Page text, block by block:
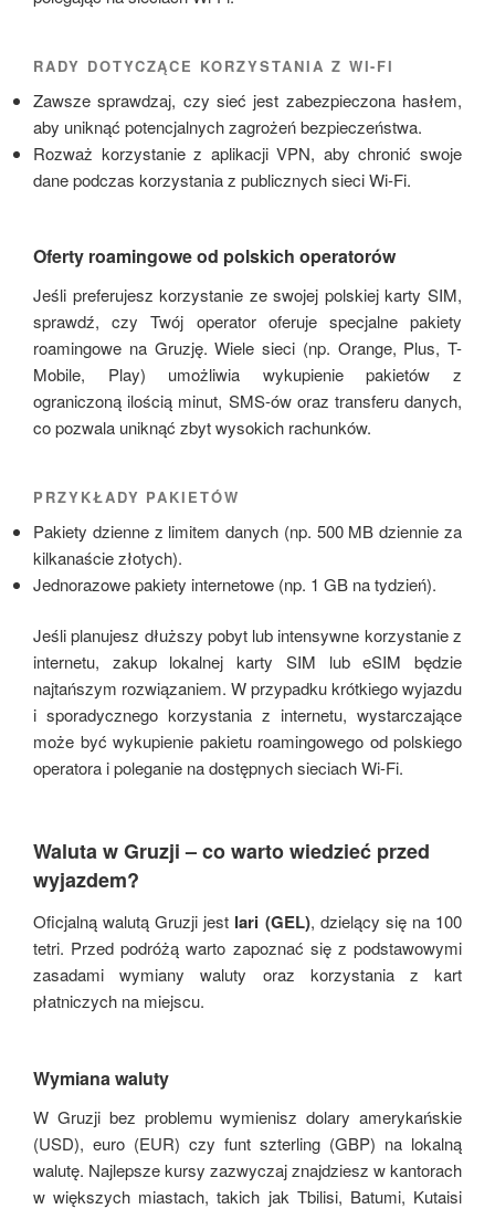
RADY DOTYCZĄCE KORZYSTANIA Z WI-FI
Zawsze sprawdzaj, czy sieć jest zabezpieczona hasłem,
aby uniknąć potencjalnych zagrożeń bezpieczeństwa.
Rozważ korzystanie z aplikacji VPN, aby chronić swoje
dane podczas korzystania z publicznych sieci Wi-Fi.
Oferty roamingowe od polskich operatorów
Jeśli preferujesz korzystanie ze swojej polskiej karty SIM,
sprawdź, czy Twój operator oferuje specjalne pakiety
roamingowe na Gruzję. Wiele sieci (np. Orange, Plus, T-
Mobile, Play) umożliwia wykupienie pakietów z
ograniczoną ilością minut, SMS-ów oraz transferu danych,
co pozwala uniknąć zbyt wysokich rachunków.
PRZYKŁADY PAKIETÓW
Pakiety dzienne z limitem danych (np. 500 MB dziennie za
kilkanaście złotych).
Jednorazowe pakiety internetowe (np. 1 GB na tydzień).
Jeśli planujesz dłuższy pobyt lub intensywne korzystanie z
internetu, zakup lokalnej karty SIM lub eSIM będzie
najtańszym rozwiązaniem. W przypadku krótkiego wyjazdu
i sporadycznego korzystania z internetu, wystarczające
może być wykupienie pakietu roamingowego od polskiego
operatora i poleganie na dostępnych sieciach Wi-Fi.
Waluta w Gruzji – co warto wiedzieć przed
wyjazdem?
Oficjalną walutą Gruzji jest lari (GEL), dzielący się na 100
tetri. Przed podróżą warto zapoznać się z podstawowymi
zasadami wymiany waluty oraz korzystania z kart
płatniczych na miejscu.
Wymiana waluty
W Gruzji bez problemu wymienisz dolary amerykańskie
(USD), euro (EUR) czy funt szterling (GBP) na lokalną
walutę. Najlepsze kursy zazwyczaj znajdziesz w kantorach
w większych miastach, takich jak Tbilisi, Batumi, Kutaisi